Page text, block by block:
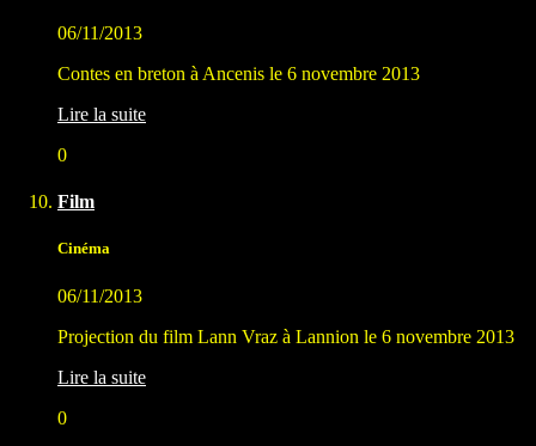
06/11/2013
Contes en breton à Ancenis le 6 novembre 2013
Lire la suite
0
Film
Cinéma
06/11/2013
Projection du film Lann Vraz à Lannion le 6 novembre 2013
Lire la suite
0